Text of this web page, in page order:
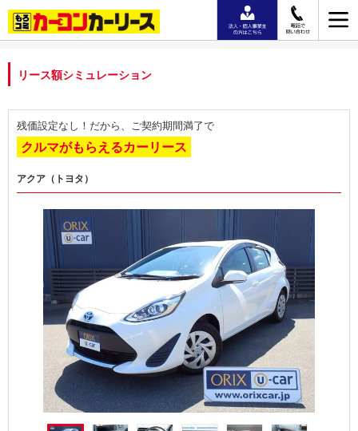
リース額シミュレーション
残価設定なし！だから、ご契約期間満了で
クルマがもらえるカーリース
アクア（トヨタ）